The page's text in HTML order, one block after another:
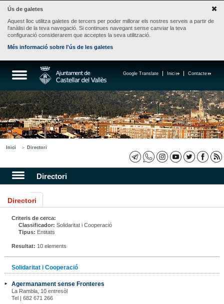
Ús de galetes
Aquest lloc utilitza galetes de tercers per poder millorar els nostres serveis a partir de
l'anàlisi de la teva navegació. Si continues navegant sense canviar la teva
configuració considerarem que acceptes la seva utilització.
Més informació sobre l'ús de les galetes
Contacte
Inici
Google Translate
Inici Directori
Directori
Directori
Criteris de cerca:
Classificador: Solidaritat i Cooperació
Tipus: Entitats
Resultat: 10 elements
Solidaritat i Cooperació
Agermanament sense Fronteres
La Rambla, 10 entresòl
Tel | 682 671 266